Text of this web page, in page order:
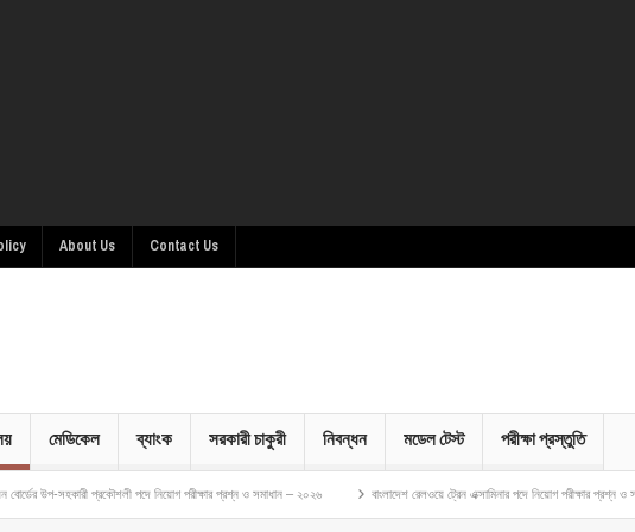
About Us Contact Us
মেডিকেল ব্যাংক সরকারী চাকুরী নিবন্ধন মডেল টেস্ট পরীক্ষা প্রস্তুতি
প্রকৌশলী পদে নিয়োগ পরীক্ষার প্রশ্ন ও সমাধান – ২০২৬ বাংলাদেশ রেলওয়ে ট্রেন এক্সামিনার পদে নিয়োগ পরীক্ষার প্রশ্ন ও সমাধান – ২০২৬